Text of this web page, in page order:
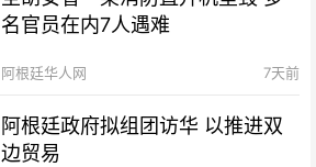
名官员在内7人遇难
阿根廷华人网 7天前
阿根廷政府拟组团访华 以推进双
边贸易